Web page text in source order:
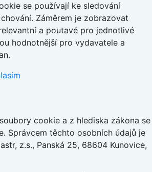
se používají ke sledování
Záměrem je zobrazovat
a poutavé pro jednotlivé
hodnotnější pro vydavatele a
cookie a z hlediska zákona se
Správcem těchto osobních údajů je
z.s., Panská 25, 68604 Kunovice,